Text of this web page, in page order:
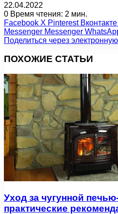
22.04.2022
0 Время чтения: 2 мин.
Facebook X Pinterest Вконтакте
Messenger Messenger
Поделиться через
ПОХОЖИЕ СТАТЬИ
Уход за чугунной
практические